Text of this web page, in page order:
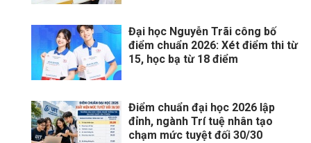
Đại học Nguyễn Trãi công bố
điểm chuẩn 2026: Xét điểm thi từ
15, học bạ từ 18 điểm
Điểm chuẩn đại học 2026 lập
đỉnh, ngành Trí tuệ nhân tạo
chạm mức tuyệt đối 30/30